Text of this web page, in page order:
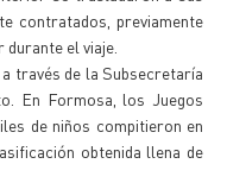
contratados, previamente
el viaje.
través de la Subsecretaría
En Formosa, los Juegos
de niños compitieron en
obtenida llena de